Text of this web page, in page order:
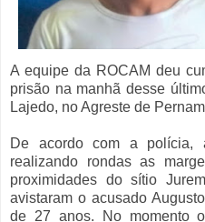
A equipe da ROCAM deu
prisão na manhã desse
Lajedo, no Agreste de
De acordo com a polícia,
realizando rondas as
proximidades do sítio
avistaram o acusado
de 27 anos. No momento